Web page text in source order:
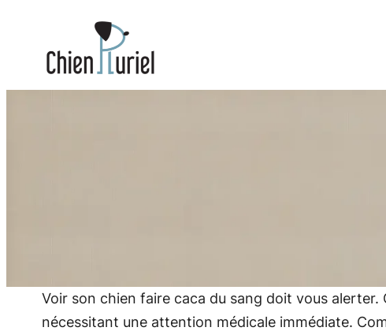
contenu
Voir son chien faire caca du sang doit vous
nécessitant une attention médicale immédiate.